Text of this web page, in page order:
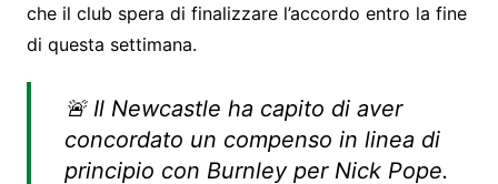
che il club spera di finalizzare l’accordo entro la fine
di questa settimana.
🚨 Il Newcastle ha capito di aver
concordato un compenso in linea di
principio con Burnley per Nick Pope.